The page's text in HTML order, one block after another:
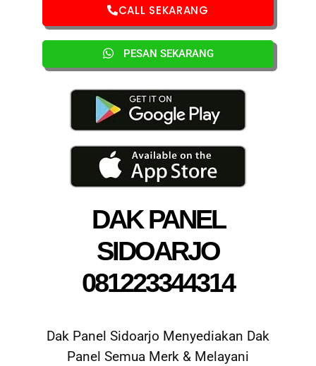
DAK PANEL
SIDOARJO
081223344314
Dak Panel Sidoarjo Menyediakan Dak
Panel Semua Merk & Melayani
CALL SEKARANG
PESAN SEKARANG